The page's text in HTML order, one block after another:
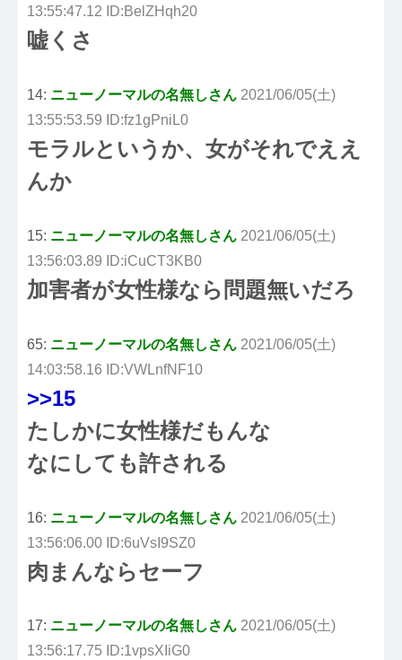
13:55:47.12 ID:BelZHqh20
嘘くさ
14: ニューノーマルの名無しさん 2021/06/05(土)
13:55:53.59 ID:fz1gPniL0
モラルというか、女がそれでええ
んか
15: ニューノーマルの名無しさん 2021/06/05(土)
13:56:03.89 ID:iCuCT3KB0
加害者が女性様なら問題無いだろ
65: ニューノーマルの名無しさん 2021/06/05(土)
14:03:58.16 ID:VWLnfNF10
>>15
たしかに女性様だもんな
なにしても許される
16: ニューノーマルの名無しさん 2021/06/05(土)
13:56:06.00 ID:6uVsI9SZ0
肉まんならセーフ
17: ニューノーマルの名無しさん 2021/06/05(土)
13:56:17.75 ID:1vpsXIiG0